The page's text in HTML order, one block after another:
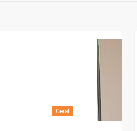
Geral